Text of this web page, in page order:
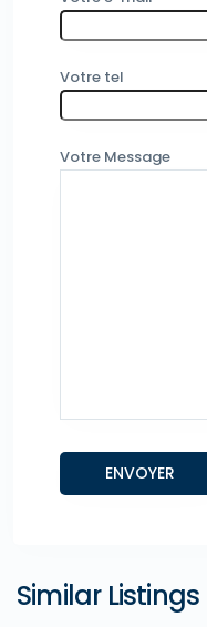
Votre tel
Votre Message
Similar Listings